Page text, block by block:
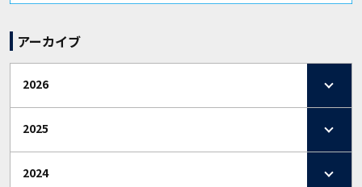
アーカイブ
2026
2025
2024